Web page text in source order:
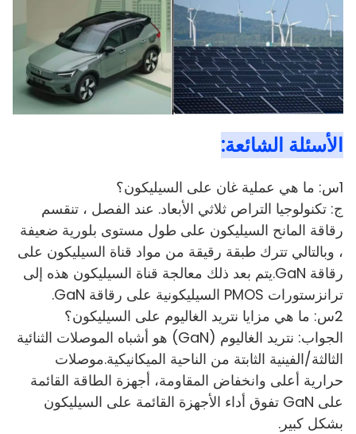
الأسئلة الشائعة:
1س: ما هي عملية غان على السيليكون؟
ج: تكنولوجيا التراص ثلاثي الأبعاد. عند الفصل ، تنقسم
رقاقة المانح السيليكون على طول مستوى بلورية ضعيفة
، وبالتالي تترك طبقة رقيقة من مواد قناة السيليكون على
رقاقة GaN.يتم بعد ذلك معالجة قناة السيليكون هذه إلى
ترانزستورات PMOS السيليكونية على رقاقة GaN.
2س: ما هي مزايا نتريد الغاليوم على السيليكون؟
الجواب: نتريد الغاليوم (GaN) هو أشباه الموصلات الثنائية
الثالثة/الفينية الثابتة من الناحية الميكانيكية.موصلات
حرارية أعلى وانخفاض المقاومة، أجهزة الطاقة القائمة
على GaN تفوق أداء الأجهزة القائمة على السيليكون
بشكل كبير.